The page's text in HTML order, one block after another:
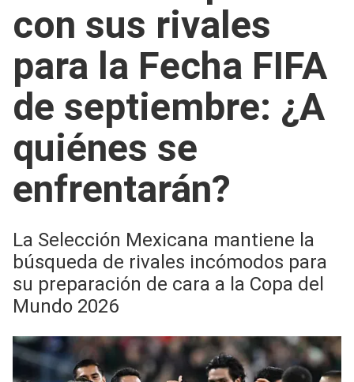
con sus rivales
para la Fecha FIFA
de septiembre: ¿A
quiénes se
enfrentarán?
La Selección Mexicana mantiene la
búsqueda de rivales incómodos para
su preparación de cara a la Copa del
Mundo 2026